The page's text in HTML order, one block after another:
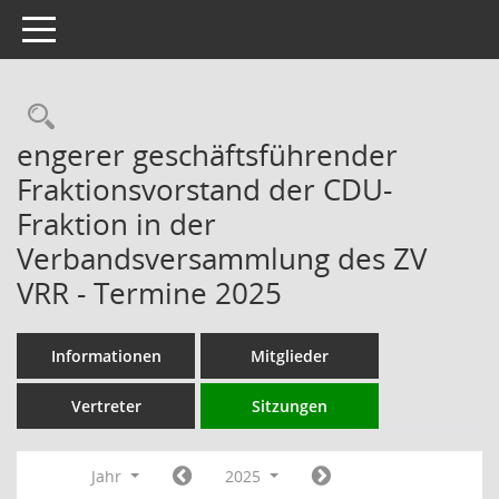
Toggle navigation
Rechercheauswahl
engerer geschäftsführender
Fraktionsvorstand der CDU-
Fraktion in der
Verbandsversammlung des ZV
VRR - Termine 2025
Informationen Mitglieder
Vertreter Sitzungen
Jahr
2025